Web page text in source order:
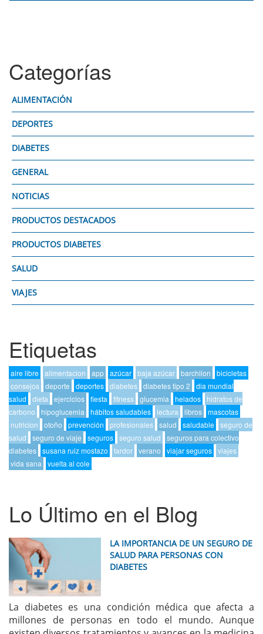
Categorías
ALIMENTACIÓN
DEPORTES
DIABETES
GENERAL
NOTICIAS
PRODUCTOS DESTACADOS
PRODUCTOS DIABETES
SALUD
VIAJES
Etiquetas
aire libre alimentacion app azúcar baja azúcar barchilon
bicicletas
consejos deporte deportes diabetes diabetes tipo 2
dia mundial
salud
dieta ejercicios fiesta fitness glucemia helados
hidratos de
carbono
hipoglucemia hábitos saludables lectura libros mascotas
nutricion
otoño prevención profesionales salud saludable seguro de
salud
seguro de viaje seguros seguro salud
seguros para colectivo
diabetes susana ruiz mostazo tardor verano viajar seguros viajes
vida sana
vuelta al cole
Lo Último en el Blog
LA IMPORTANCIA DE UN SEGURO DE
SALUD PARA PERSONAS CON
DIABETES
La diabetes es una condición médica que afecta a
millones de personas en todo el mundo. Aunque